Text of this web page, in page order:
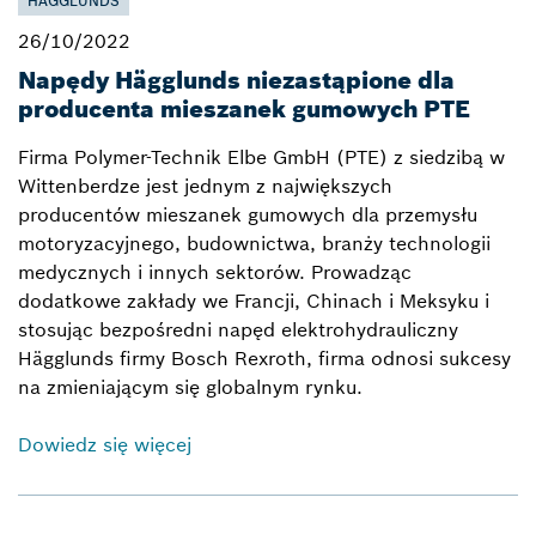
26/10/2022
Napędy Hägglunds niezastąpione dla
producenta mieszanek gumowych PTE
Firma Polymer-Technik Elbe GmbH (PTE) z siedzibą w
Wittenberdze jest jednym z największych
producentów mieszanek gumowych dla przemysłu
motoryzacyjnego, budownictwa, branży technologii
medycznych i innych sektorów. Prowadząc
dodatkowe zakłady we Francji, Chinach i Meksyku i
stosując bezpośredni napęd elektrohydrauliczny
Hägglunds firmy Bosch Rexroth, firma odnosi sukcesy
na zmieniającym się globalnym rynku.
Dowiedz się więcej